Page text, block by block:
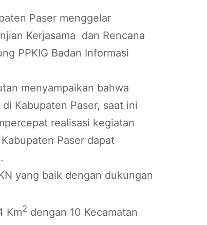
Paser menggelar
Kerjasama dan Rencana
PPKIG Badan Informasi
menyampaikan bahwa
Kabupaten Paser, saat ini
realisasi kegiatan
Paser dapat
yang baik dengan dukungan
Km2 dengan 10 Kecamatan